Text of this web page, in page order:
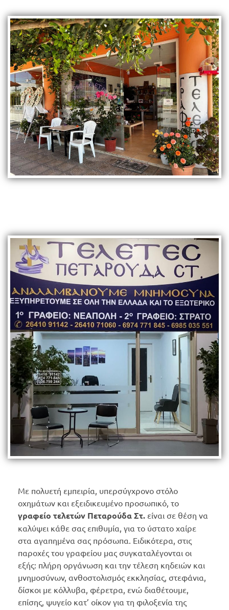
Με πολυετή εμπειρία, υπερσύγχρονο στόλο
οχημάτων και εξειδικευμένο προσωπικό, το
γραφείο τελετών Πεταρούδα Στ. είναι σε θέση να
καλύψει κάθε σας επιθυμία, για το ύστατο χαίρε
στα αγαπημένα σας πρόσωπα. Ειδικότερα, στις
παροχές του γραφείου μας συγκαταλέγονται οι
εξής: πλήρη οργάνωση και την τέλεση κηδειών και
μνημοσύνων, ανθοστολισμός εκκλησίας, στεφάνια,
δίσκοι με κόλλυβα, φέρετρα, ενώ διαθέτουμε,
επίσης, ψυγείο κατ’ οίκον για τη φιλοξενία της